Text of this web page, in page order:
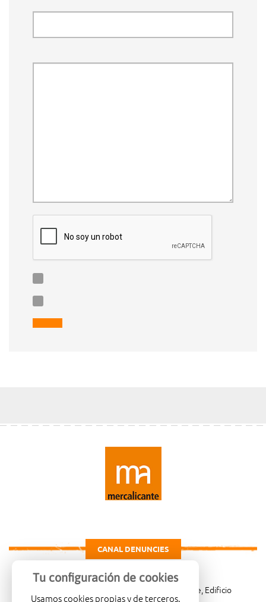
CANAL DENUNCIES
Carretera de Madrid Km. 4, 03007 Alicante, Edificio
Tu configuración de cookies
Usamos cookies propias y de terceros.